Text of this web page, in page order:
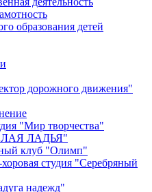
образования детей
дорожного движения"
"Мир творчества"
ЛАДЬЯ"
клуб "Олимп"
студия "Серебряный
надежд"